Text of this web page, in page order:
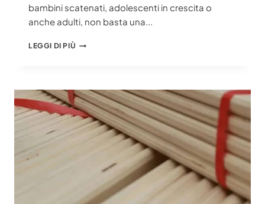
bambini scatenati, adolescenti in crescita o
anche adulti, non basta una...
LEGGI DI PIÙ DOGHE
DEFINITIVA
ALLA
SICUREZZA
DEI